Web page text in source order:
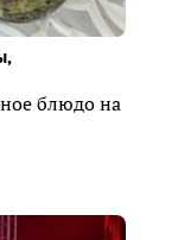
блюдо на